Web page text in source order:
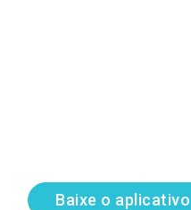
Baixe o aplicativo